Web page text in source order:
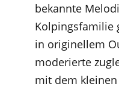
bekannte
Kolpingsfamilie
in originellem
moderierte
mit dem